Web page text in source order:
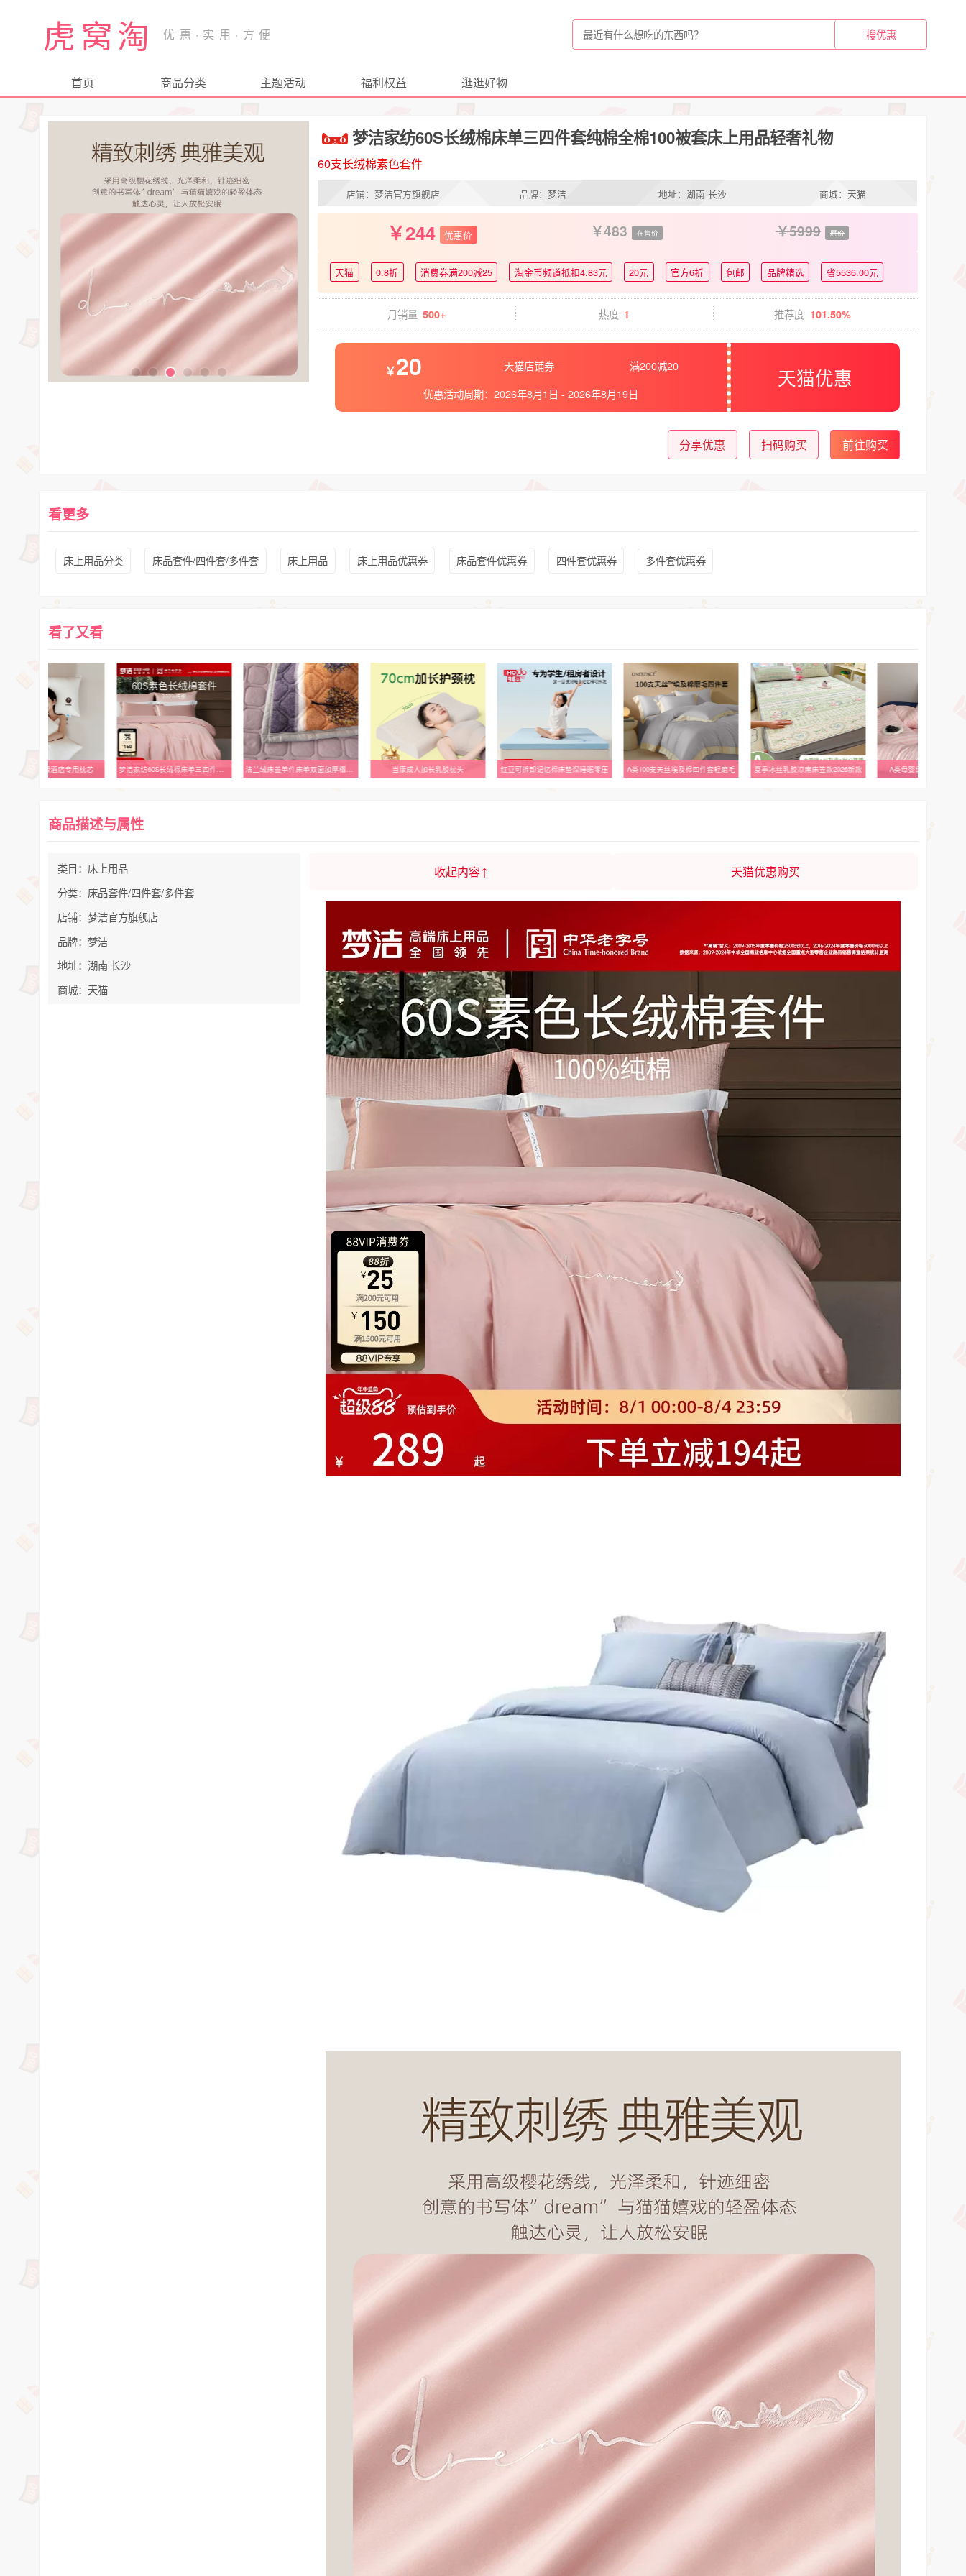
虎窝淘
首页 商品分类 主题活动 福利权益 逛逛好物
梦洁家纺60S长绒棉床单三四件套纯棉全棉100被套床上用品轻奢礼物
60支长绒棉素色套件
店铺：梦洁官方旗舰店 品牌：梦洁 地址：湖南 长沙 商城：天猫
244 优惠价 483 在售价 5999 原价
天猫 0.8折 消费券满200减25 淘金币频道抵扣4.83元 20元 官方6折 包邮 品牌精选 省5536.00元
月销量 500+ 热度 1 推荐度 101.50%
20 天猫店铺券
满200减20
优惠活动周期： 2026年8月1日 - 2026年8月19日
天猫优惠
分享优惠 扫码购买 前往购买
看更多
床上用品分类 床品套件/四件套/多件套 床上用品 床上用品优惠券 床品套件优惠券 四件套优惠券 多件套优惠券
看了又看
梦洁家纺60S长绒棉床单三四件套纯棉全棉100被套床上用品轻奢礼物 法兰绒床盖单件床单双面加厚榻榻米炕盖毯珊瑚绒毛毯2025新款毛毯 当康成人加长乳胶枕头 红豆可拆卸记忆棉床垫深睡眠零压 A类100支天丝埃及棉四件套轻磨毛 夏季冰丝乳胶凉席床笠款2026新款 A类母婴级粉色天竺棉四件套 罗莱四件套轻奢提花高
商品描述与属性
类目：床上用品
分类：床品套件/四件套/多件套
店铺：梦洁官方旗舰店
品牌：梦洁
地址：湖南 长沙
商城：天猫
收起内容↑ 天猫优惠购买